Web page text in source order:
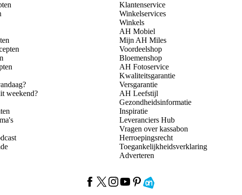
weekend?
Klantenservice
Winkelservices
Winkels
AH Mobiel
Mijn AH Miles
Voordeelshop
Bloemenshop
AH Fotoservice
Kwaliteitsgarantie
Versgarantie
AH Leefstijl
Gezondheidsinformatie
Inspiratie
Leveranciers Hub
Vragen over kassabon
Herroepingsrecht
Toegankelijkheidsverklaring
Adverteren